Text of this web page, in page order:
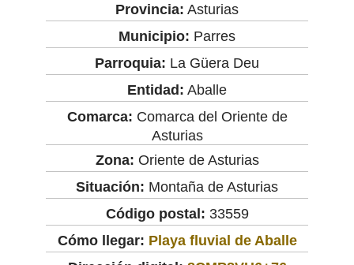
Provincia: Asturias
Municipio: Parres
Parroquia: La Güera Deu
Entidad: Aballe
Comarca: Comarca del Oriente de
Asturias
Zona: Oriente de Asturias
Situación: Montaña de Asturias
Código postal: 33559
Cómo llegar: Playa fluvial de Aballe